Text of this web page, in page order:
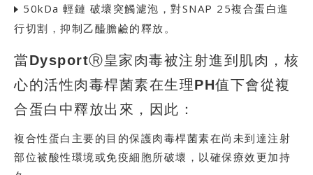
50kDa 輕鏈 破壞突觸濾泡，對SNAP 25複合蛋白進
行切割，抑制乙醯膽鹼的釋放。
當DysportⓇ皇家肉毒被注射進到肌肉，核
心的活性肉毒桿菌素在生理PH值下會從複
合蛋白中釋放出來，因此：
複合性蛋白主要的目的保護肉毒桿菌素在尚未到達注射
部位被酸性環境或免疫細胞所破壞，以確保療效更加持